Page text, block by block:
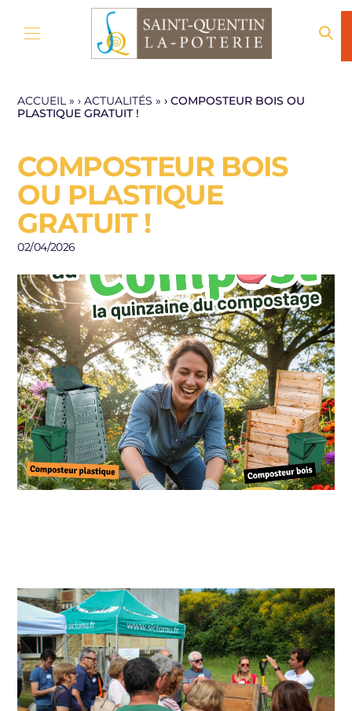
ACCUEIL» ACTUALITÉS » COMPOSTEUR BOIS OU
PLASTIQUE GRATUIT !
COMPOSTEUR BOIS
OU PLASTIQUE
GRATUIT !
02/04/2026